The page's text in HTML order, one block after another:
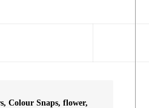
Colour Snaps, flower,